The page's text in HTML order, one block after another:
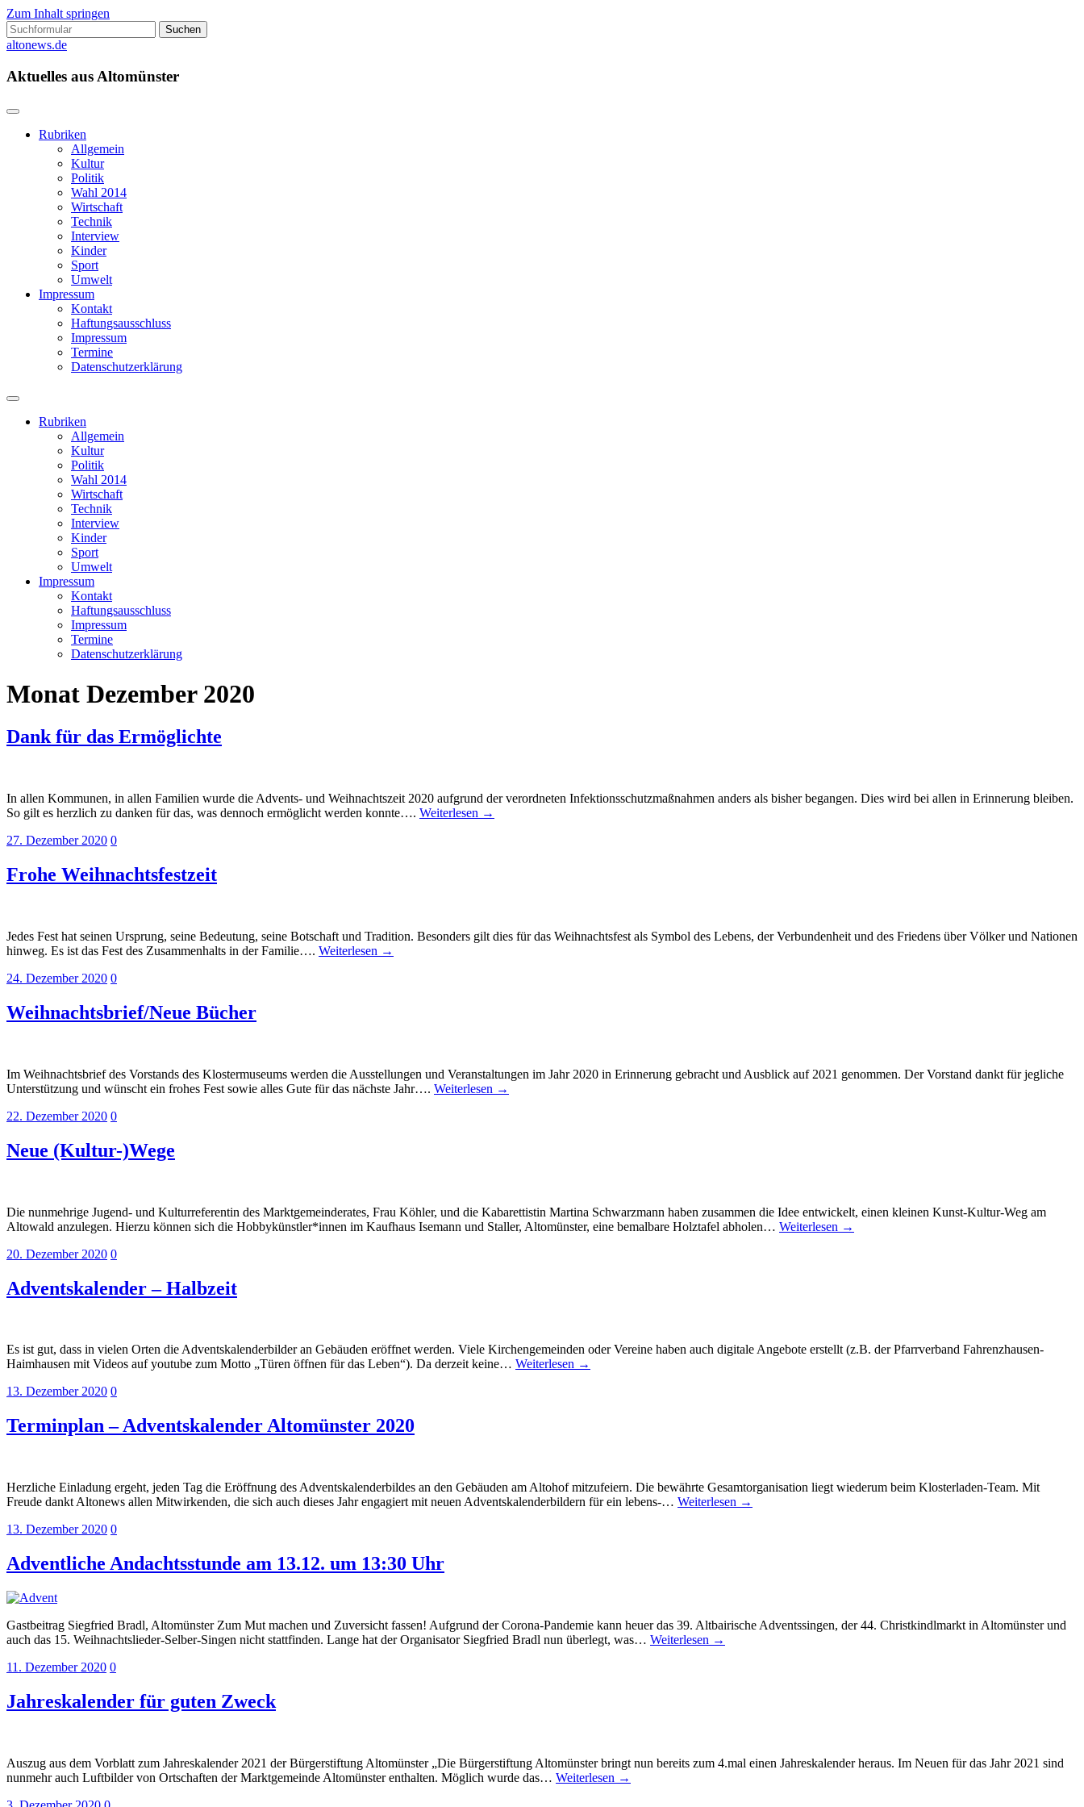
Zum Inhalt springen
Suchen
nach:
altonews.de
Aktuelles aus Altomünster
Rubriken
Allgemein
Kultur
Politik
Wahl 2014
Wirtschaft
Technik
Interview
Kinder
Sport
Umwelt
Impressum
Kontakt
Haftungsausschluss
Impressum
Termine
Datenschutzerklärung
Suchfeld
ein-/ausblenden
Rubriken
Allgemein
Kultur
Politik
Wahl 2014
Wirtschaft
Technik
Interview
Kinder
Sport
Umwelt
Impressum
Kontakt
Haftungsausschluss
Impressum
Termine
Datenschutzerklärung
Monat Dezember 2020
Dank für das Ermöglichte
In allen Kommunen, in allen Familien wurde die Advents- und Weihnachtszeit 2020 aufgrund der verordneten Infektionsschutzmaßnahmen anders als bisher begangen. Dies wird bei allen in Erinnerung bleiben.
So gilt es herzlich zu danken für das, was dennoch ermöglicht werden konnte…. Weiterlesen →
27. Dezember 2020 0
Frohe Weihnachtsfestzeit
Jedes Fest hat seinen Ursprung, seine Bedeutung, seine Botschaft und Tradition. Besonders gilt dies für das Weihnachtsfest als Symbol des Lebens, der Verbundenheit und des Friedens über Völker und Nationen
hinweg. Es ist das Fest des Zusammenhalts in der Familie…. Weiterlesen →
24. Dezember 2020 0
Weihnachtsbrief/Neue Bücher
Im Weihnachtsbrief des Vorstands des Klostermuseums werden die Ausstellungen und Veranstaltungen im Jahr 2020 in Erinnerung gebracht und Ausblick auf 2021 genommen. Der Vorstand dankt für jegliche
Unterstützung und wünscht ein frohes Fest sowie alles Gute für das nächste Jahr…. Weiterlesen →
22. Dezember 2020 0
Neue (Kultur-)Wege
Die nunmehrige Jugend- und Kulturreferentin des Marktgemeinderates, Frau Köhler, und die Kabarettistin Martina Schwarzmann haben zusammen die Idee entwickelt, einen kleinen Kunst-Kultur-Weg am
Altowald anzulegen. Hierzu können sich die Hobbykünstler*innen im Kaufhaus Isemann und Staller, Altomünster, eine bemalbare Holztafel abholen… Weiterlesen →
20. Dezember 2020 0
Adventskalender – Halbzeit
Es ist gut, dass in vielen Orten die Adventskalenderbilder an Gebäuden eröffnet werden. Viele Kirchengemeinden oder Vereine haben auch digitale Angebote erstellt (z.B. der Pfarrverband Fahrenzhausen-
Haimhausen mit Videos auf youtube zum Motto „Türen öffnen für das Leben“). Da derzeit keine… Weiterlesen →
13. Dezember 2020 0
Terminplan – Adventskalender Altomünster 2020
Herzliche Einladung ergeht, jeden Tag die Eröffnung des Adventskalenderbildes an den Gebäuden am Altohof mitzufeiern. Die bewährte Gesamtorganisation liegt wiederum beim Klosterladen-Team. Mit
Freude dankt Altonews allen Mitwirkenden, die sich auch dieses Jahr engagiert mit neuen Adventskalenderbildern für ein lebens-… Weiterlesen →
13. Dezember 2020 0
Adventliche Andachtsstunde am 13.12. um 13:30 Uhr
Gastbeitrag Siegfried Bradl, Altomünster Zum Mut machen und Zuversicht fassen! Aufgrund der Corona-Pandemie kann heuer das 39. Altbairische Adventssingen, der 44. Christkindlmarkt in Altomünster und
auch das 15. Weihnachtslieder-Selber-Singen nicht stattfinden. Lange hat der Organisator Siegfried Bradl nun überlegt, was… Weiterlesen →
11. Dezember 2020 0
Jahreskalender für guten Zweck
Auszug aus dem Vorblatt zum Jahreskalender 2021 der Bürgerstiftung Altomünster „Die Bürgerstiftung Altomünster bringt nun bereits zum 4.mal einen Jahreskalender heraus. Im Neuen für das Jahr 2021 sind
nunmehr auch Luftbilder von Ortschaften der Marktgemeinde Altomünster enthalten. Möglich wurde das… Weiterlesen →